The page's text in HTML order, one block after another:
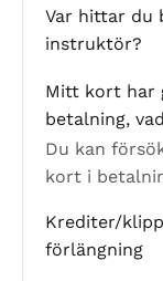
Var hittar du
instruktör?
Mitt kort har
betalning,
Du kan
kort i
Krediter/
förlängning